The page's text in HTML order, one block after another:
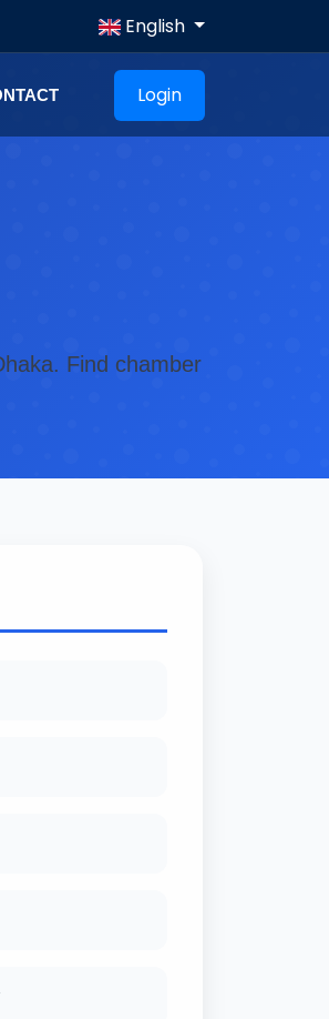
English
Login
Find chamber